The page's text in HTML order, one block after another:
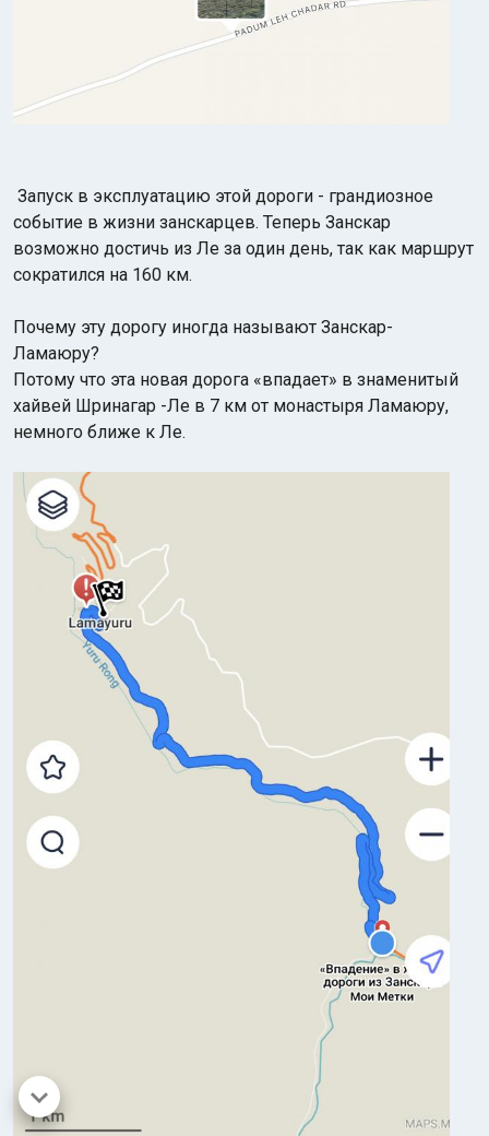
Запуск в эксплуатацию этой дороги - грандиозное
событие в жизни занскарцев. Теперь Занскар
возможно достичь из Ле за один день, так как маршрут
сократился на 160 км.
Почему эту дорогу иногда называют Занскар-
Ламаюру?
Потому что эта новая дорога «впадает» в знаменитый
хайвей Шринагар -Ле в 7 км от монастыря Ламаюру,
немного ближе к Ле.